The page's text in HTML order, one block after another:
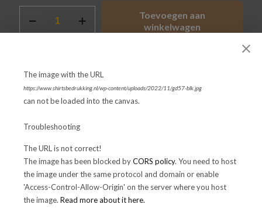
GILDAN
HEAVY
Toevoegen aan
winkelwagen
SKU: N/B
Beschrijving
Aanvullende
Beoordelingen 0
Aanleveren
The image with the URL
https://www.shirtsbedrukking.nl/wp-content/uploads/2022/11/gd57-blk.jpg
can not be loaded into the canvas.
Troubleshooting
The URL is not correct!
The image has been blocked byCORS policy. You need to host
the image under the same protocol and domain or enable
'Access-Control-Allow-Origin' on the server where you host
the image. Read more about it here.